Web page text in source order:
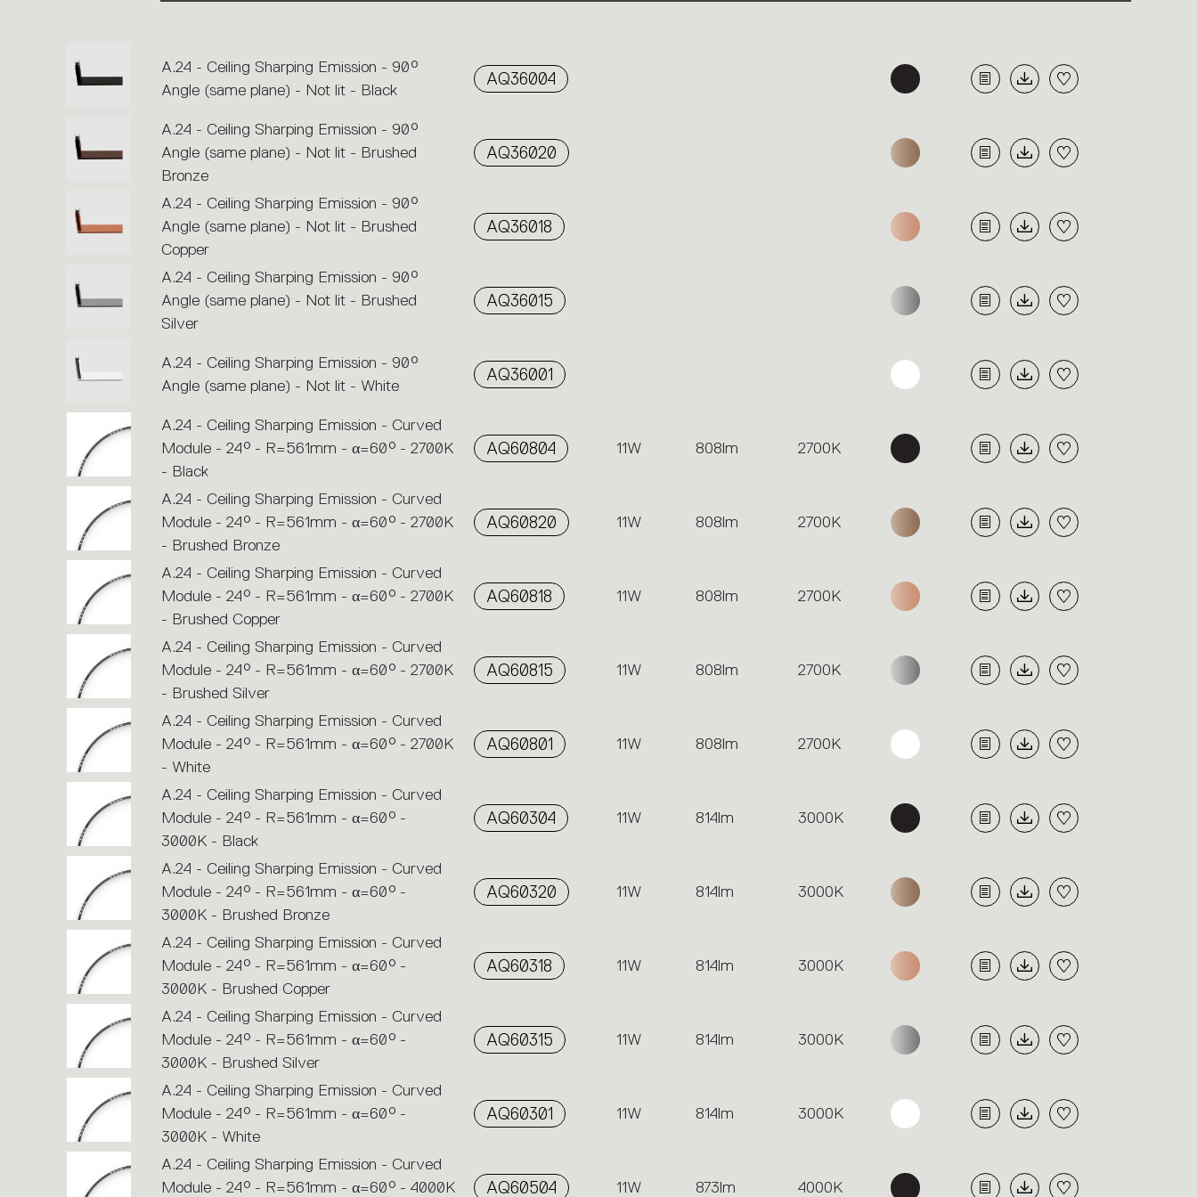
action.
A.24 - Ceiling Sharping Emission - 90°
Angle (same plane) - Not lit - Black
AQ36004
A.24 - Ceiling Sharping Emission - 90°
Angle (same plane) - Not lit - Brushed
Bronze
AQ36020
A.24 - Ceiling Sharping Emission - 90°
Angle (same plane) - Not lit - Brushed
Copper
AQ36018
A.24 - Ceiling Sharping Emission - 90°
Angle (same plane) - Not lit - Brushed
Silver
AQ36015
A.24 - Ceiling Sharping Emission - 90°
Angle (same plane) - Not lit - White
AQ36001
A.24 - Ceiling Sharping Emission - Curved
Module - 24° - R=561mm - α=60° - 2700K
- Black
AQ60804 11W 808lm 2700K
A.24 - Ceiling Sharping Emission - Curved
Module - 24° - R=561mm - α=60° - 2700K
- Brushed Bronze
AQ60820 11W 808lm 2700K
A.24 - Ceiling Sharping Emission - Curved
Module - 24° - R=561mm - α=60° - 2700K
- Brushed Copper
AQ60818 11W 808lm 2700K
A.24 - Ceiling Sharping Emission - Curved
Module - 24° - R=561mm - α=60° - 2700K
- Brushed Silver
AQ60815 11W 808lm 2700K
A.24 - Ceiling Sharping Emission - Curved
Module - 24° - R=561mm - α=60° - 2700K
- White
AQ60801 11W 808lm 2700K
A.24 - Ceiling Sharping Emission - Curved
Module - 24° - R=561mm - α=60° -
3000K - Black
AQ60304 11W 814lm 3000K
A.24 - Ceiling Sharping Emission - Curved
Module - 24° - R=561mm - α=60° -
3000K - Brushed Bronze
AQ60320 11W 814lm 3000K
A.24 - Ceiling Sharping Emission - Curved
Module - 24° - R=561mm - α=60° -
3000K - Brushed Copper
AQ60318 11W 814lm 3000K
A.24 - Ceiling Sharping Emission - Curved
Module - 24° - R=561mm - α=60° -
3000K - Brushed Silver
AQ60315 11W 814lm 3000K
A.24 - Ceiling Sharping Emission - Curved
Module - 24° - R=561mm - α=60° -
3000K - White
AQ60301 11W 814lm 3000K
A.24 - Ceiling Sharping Emission - Curved
Module - 24° - R=561mm - α=60° - 4000K
AQ60504 11W 873lm 4000K